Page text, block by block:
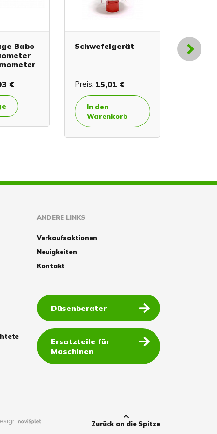
Babo
€
Schwefelgerät
Preis: 15,01 €
In den
Warenkorb
ANDERE LINKS
Verkaufsaktionen
Neuigkeiten
Kontakt
Düsenberater
Ersatzteile für
Maschinen
Zurück an die Spitze